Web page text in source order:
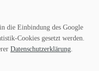
die Einbindung des Google
Cookies gesetzt werden.
Datenschutzerklärung.